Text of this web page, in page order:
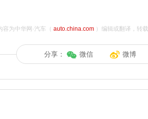
容为中华网·汽车（ auto.china.com）编辑或翻译，转载
分享： 微信 微博